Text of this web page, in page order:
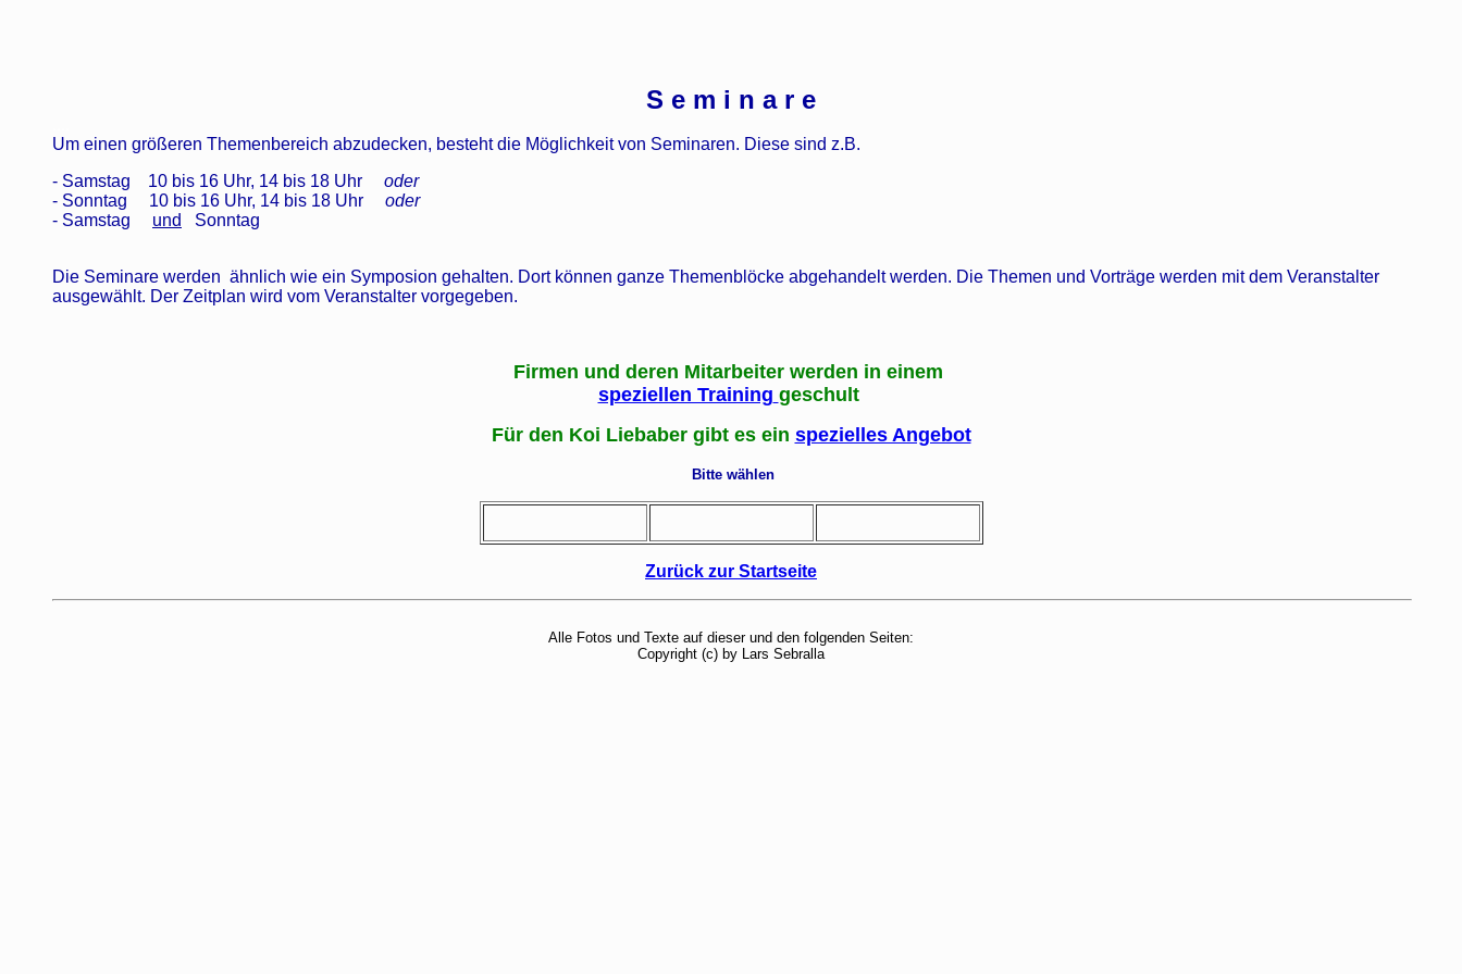
S e m i n a r e
Um einen größeren Themenbereich abzudecken, besteht die Möglichkeit von Seminaren. Diese sind z.B.
- Samstag 10 bis 16 Uhr, 14 bis 18 Uhr oder
- Sonntag 10 bis 16 Uhr, 14 bis 18 Uhr oder
- Samstag und Sonntag
Die Seminare werden ähnlich wie ein Symposion gehalten. Dort können ganze Themenblöcke abgehandelt werden. Die Themen und Vorträge werden mit dem Veranstalter
ausgewählt. Der Zeitplan wird vom Veranstalter vorgegeben.
Firmen und deren Mitarbeiter werden in einem
speziellen Training geschult
Für den Koi Liebaber gibt es ein spezielles Angebot
Bitte wählen
Zurück zur Startseite
Alle Fotos und Texte auf dieser und den folgenden Seiten:
Copyright (c) by Lars Sebralla